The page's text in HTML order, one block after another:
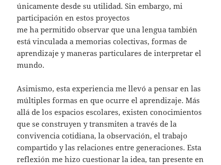
únicamente desde su utilidad. Sin embargo, mi
participación en estos proyectos
me ha permitido observar que una lengua también
está vinculada a memorias colectivas, formas de
aprendizaje y maneras particulares de interpretar el
mundo.
Asimismo, esta experiencia me llevó a pensar en las
múltiples formas en que ocurre el aprendizaje. Más
allá de los espacios escolares, existen conocimientos
que se construyen y transmiten a través de la
convivencia cotidiana, la observación, el trabajo
compartido y las relaciones entre generaciones. Esta
reflexión me hizo cuestionar la idea, tan presente en